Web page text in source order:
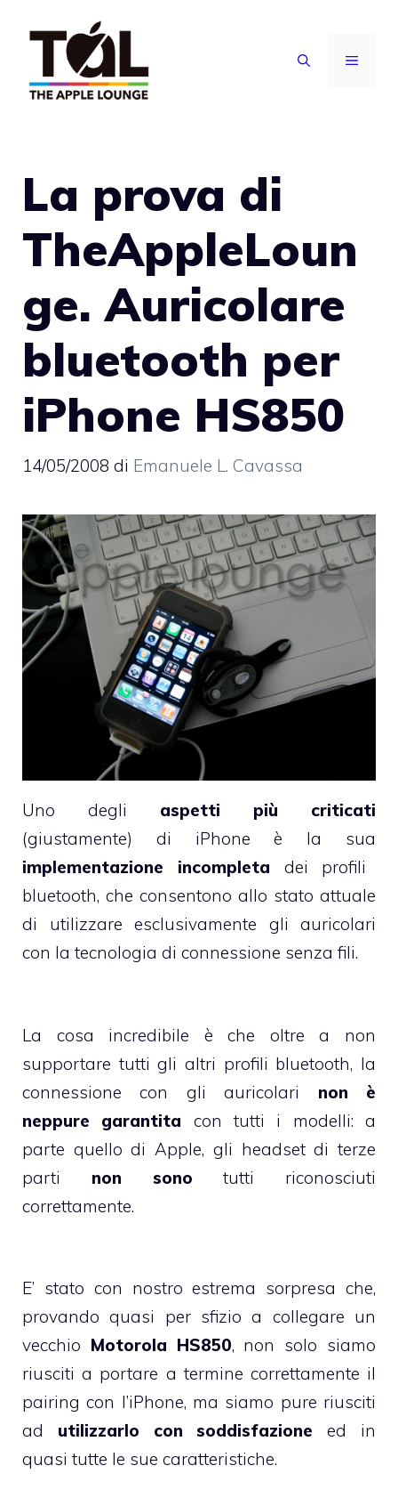
contenuto
MENU
La prova di
TheAppleLoun
ge. Auricolare
bluetooth per
iPhone HS850
14/05/2008 di Emanuele L. Cavassa
Uno degli aspetti più criticati
(giustamente) di iPhone è la sua
implementazione incompleta dei profili
bluetooth, che consentono allo stato attuale
di utilizzare esclusivamente gli auricolari
con la tecnologia di connessione senza fili.
La cosa incredibile è che oltre a non
supportare tutti gli altri profili bluetooth, la
connessione con gli auricolari non è
neppure garantita con tutti i modelli: a
parte quello di Apple, gli headsetdi terze
parti
non sono tutti riconosciuti
correttamente.
E’ stato con nostro estrema sorpresa che,
provando quasi per sfizio a collegare un
vecchio Motorola HS850, non solo siamo
riusciti a portare a termine correttamente il
pairing con l’iPhone, ma siamo pure riusciti
ad utilizzarlo con soddisfazione ed in
quasi tutte le sue caratteristiche.